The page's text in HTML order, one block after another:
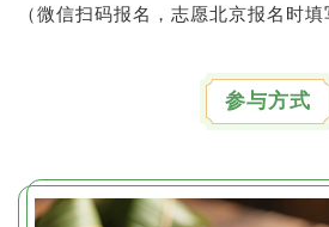
（微信扫码报名，志愿北京报名时填
参与方式